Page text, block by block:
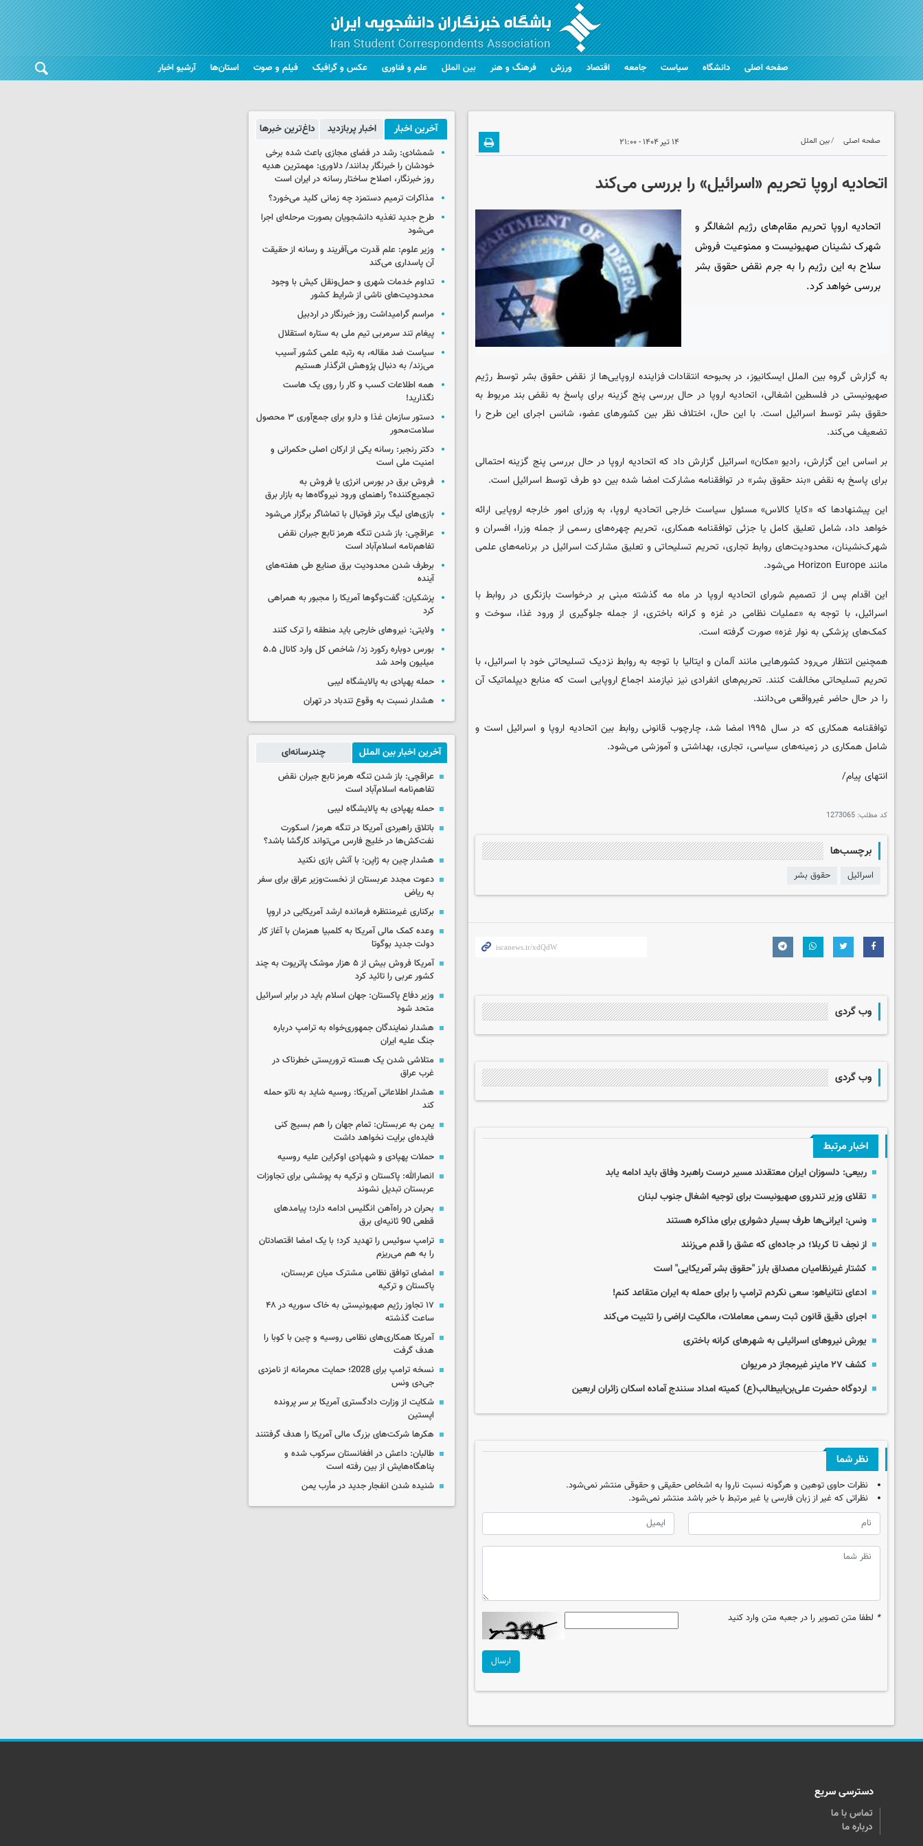
صفحه اصلی دانشگاه سیاست جامعه اقتصاد ورزش فرهنگ و هنر بین الملل علم و فناوری عکس و گرافیک فیلم و صوت استان‌ها آرشیو اخبار
صفحه اصلی بین الملل ۱۴ تیر ۱۴۰۴ - ۲۱:۰۰
اتحادیه اروپا تحریم «اسرائیل» را بررسی می‌کند
اتحادیه اروپا تحریم مقام‌های رژیم اشغالگر و
شهرک نشینان صهیونیست و ممنوعیت فروش
سلاح به این رژیم را به جرم نقض حقوق بشر
بررسی خواهد کرد.
به گزارش گروه بین المللایسکانیوز، در بحبوحه انتقادات فزاینده اروپایی‌ها از نقض حقوق بشر توسط رژیم
صهیونیستی در فلسطین اشغالی، اتحادیه اروپا در حال بررسی پنج گزینه برای پاسخ به نقض بند مربوط به
حقوق بشر توسط اسرائیل است. با این حال، اختلاف نظر بین کشورهای عضو، شانس اجرای این طرح را
تضعیف می‌کند.
بر اساس این گزارش، رادیو «مکان» اسرائیل گزارش داد که اتحادیه اروپا در حال بررسی پنج گزینه احتمالی
برای پاسخ به نقض «بند حقوق بشر» در توافقنامه مشارکت امضا شده بین دو طرف توسط اسرائیل است.
این پیشنهادها که «کایا کالاس» مسئول سیاست خارجی اتحادیه اروپا، به وزرای امور خارجه اروپایی ارائه
خواهد داد، شامل تعلیق کامل یا جزئی توافقنامه همکاری، تحریم چهره‌های رسمی از جمله وزرا، افسران و
شهرک‌نشینان، محدودیت‌های روابط تجاری، تحریم تسلیحاتی و تعلیق مشارکت اسرائیل در برنامه‌های علمی
مانند Horizon Europe می‌شود.
این اقدام پس از تصمیم شورای اتحادیه اروپا در ماه مه گذشته مبنی بر درخواست بازنگری در روابط با
اسرائیل، با توجه به «عملیات نظامی در غزه و کرانه باختری، از جمله جلوگیری از ورود غذا، سوخت و
کمک‌های پزشکی به نوار غزه» صورت گرفته است.
همچنین انتظار می‌رود کشورهایی مانند آلمان و ایتالیا با توجه به روابط نزدیک تسلیحاتی خود با اسرائیل، با
تحریم تسلیحاتی مخالفت کنند. تحریم‌های انفرادی نیز نیازمند اجماع اروپایی است که منابع دیپلماتیک آن
را در حال حاضر غیرواقعی می‌دانند.
توافقنامه همکاری که در سال ۱۹۹۵ امضا شد، چارچوب قانونی روابط بین اتحادیه اروپا و اسرائیل است و
شامل همکاری در زمینه‌های سیاسی، تجاری، بهداشتی و آموزشی می‌شود.
انتهای پیام/
کد مطلب: 1273065
برچسب‌ها
اسرائیل حقوق بشر
وب گردی
وب گردی
اخبار مرتبط
ربیعی: دلسوزان ایران معتقدند مسیر درست راهبرد وفاق باید ادامه یابد
تقلای وزیر تندروی صهیونیست برای توجیه اشغال جنوب لبنان
ونس: ایرانی‌ها طرف بسیار دشواری برای مذاکره هستند
از نجف تا کربلا؛ در جاده‌ای که عشق را قدم می‌زنند
کشتار غیرنظامیان مصداق بارز "حقوق بشر آمریکایی" است
ادعای نتانیاهو: سعی نکردم ترامپ را برای حمله به ایران متقاعد کنم!
اجرای دقیق قانون ثبت رسمی معاملات، مالکیت اراضی را تثبیت می‌کند
یورش نیروهای اسرائیلی به شهرهای کرانه باختری
کشف ۲۷ ماینر غیرمجاز در مریوان
اردوگاه حضرت علی‌بن‌ابیطالب(ع) کمیته امداد سنندج آماده اسکان زائران اربعین ‌
نظر شما
نظرات حاوی توهین و هرگونه نسبت ناروا به اشخاص حقیقی و حقوقی منتشر نمی‌شود.
نظراتی که غیر از زبان فارسی یا غیر مرتبط با خبر باشد منتشر نمی‌شود.
* لطفا متن تصویر را در جعبه متن وارد کنید
ارسال
آخرین اخبار اخبار پربازدید داغ‌ترین خبرها
شمشادی: رشد در فضای مجازی باعث شده برخی
خودشان را خبرنگار بدانند/ دلاوری: مهمترین هدیه‌
روز خبرنگار، اصلاح ساختار رسانه در ایران است
مذاکرات ترمیم دستمزد چه زمانی کلید می‌خورد؟
طرح جدید تغذیه دانشجویان بصورت مرحله‌ای اجرا
می‌شود
وزیر علوم: علم قدرت می‌آفریند و رسانه از حقیقت
آن پاسداری می‌کند
تداوم خدمات شهری و حمل‌ونقل کیش با وجود
محدودیت‌های ناشی از شرایط کشور
مراسم گرامیداشت روز خبرنگار در اردبیل
پیغام تند سرمربی تیم ملی به ستاره استقلال
سیاست ضد مقاله، به رتبه علمی کشور آسیب
می‌زند/ به دنبال پژوهش اثرگذار هستیم
همه اطلاعات کسب‌ و کار را روی یک هاست
نگذارید!
دستور سازمان غذا و دارو برای جمع‌آوری ۳ محصول
سلامت‌محور
دکتر رنجبر: رسانه یکی از ارکان اصلی حکمرانی و
امنیت ملی است
فروش برق در بورس انرژی یا فروش به
تجمیع‌کننده؟ راهنمای ورود نیروگاه‌ها به بازار برق
بازی‌های لیگ برتر فوتبال با تماشاگر برگزار می‌شود
عراقچی: باز شدن تنگه هرمز تابع جبران نقض
تفاهم‌نامه اسلام‌آباد است
برطرف شدن محدودیت‌ برق صنایع طی هفته‌های
آینده
پزشکیان: گفت‌وگوها آمریکا را مجبور به همراهی
کرد
ولایتی: نیروهای خارجی باید منطقه را ترک کنند
بورس دوباره رکورد زد/ شاخص کل وارد کانال ۵.۵
میلیون واحد شد
حمله پهپادی به پالایشگاه لیبی
هشدار نسبت به وقوع تندباد در تهران
آخرین اخبار بین الملل چندرسانه‌ای
عراقچی: باز شدن تنگه هرمز تابع جبران نقض
تفاهم‌نامه اسلام‌آباد است
حمله پهپادی به پالایشگاه لیبی
باتلاق راهبردی آمریکا در تنگه هرمز/ اسکورت
نفت‌کش‌ها در خلیج فارس می‌تواند کارگشا باشد؟
هشدار چین به ژاپن: با آتش بازی نکنید
دعوت مجدد عربستان از نخست‌وزیر عراق برای سفر
به ریاض
برکناری غیرمنتظره فرمانده ارشد آمریکایی در اروپا
وعده کمک مالی آمریکا به کلمبیا همزمان با آغاز کار
دولت جدید بوگوتا
آمریکا فروش بیش از ۵ هزار موشک پاتریوت به چند
کشور عربی را تائید کرد
وزیر دفاع پاکستان: جهان اسلام باید در برابر اسرائیل
متحد شود
هشدار نمایندگان جمهوری‌خواه به ترامپ درباره
جنگ علیه ایران
متلاشی شدن یک هسته تروریستی خطرناک در
غرب عراق
هشدار اطلاعاتی آمریکا: روسیه شاید به ناتو حمله
کند
یمن به عربستان: تمام جهان را هم بسیج کنی
فایده‌ای برایت نخواهد داشت
حملات پهپادی و شهپادی اوکراین علیه روسیه
انصارالله: پاکستان و ترکیه به پوششی برای تجاوزات
عربستان تبدیل نشوند
بحران در راه‌آهن انگلیس ادامه دارد؛ پیامدهای
قطعی 90 ثانیه‌ای برق
ترامپ سوئیس را تهدید کرد؛ با یک امضا اقتصادتان
را به هم می‌ریزم
امضای توافق نظامی مشترک میان عربستان،
پاکستان و ترکیه
۱۷ تجاوز رژیم صهیونیستی به خاک سوریه در ۴۸
ساعت گذشته
آمریکا همکاری‌های نظامی روسیه و چین با کوبا را
هدف گرفت
نسخه ترامپ برای 2028؛ حمایت محرمانه از نامزدی
جی‌دی ونس
شکایت از وزارت دادگستری آمریکا بر سر پرونده
اپستین
هکرها شرکت‌های بزرگ مالی آمریکا را هدف گرفتنند
طالبان: داعش در افغانستان سرکوب شده و
پناهگاه‌هایش از بین رفته است
شنیده شدن انفجار جدید در مأرب یمن
دسترسی سریع
تماس با ما
درباره ما